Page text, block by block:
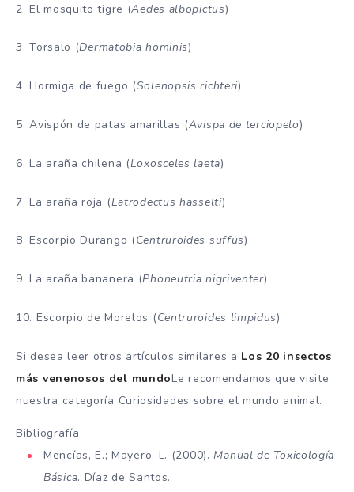
2. El mosquito tigre (Aedes albopictus)
3. Torsalo (Dermatobia hominis)
4. Hormiga de fuego (Solenopsis richteri)
5. Avispón de patas amarillas (Avispa de terciopelo)
6. La araña chilena (Loxosceles laeta)
7. La araña roja (Latrodectus hasselti)
8. Escorpio Durango (Centruroides suffus)
9. La araña bananera (Phoneutria nigriventer)
10. Escorpio de Morelos (Centruroides limpidus)
Si desea leer otros artículos similares a Los 20 insectos
más venenosos del mundoLe recomendamos que visite
nuestra categoría Curiosidades sobre el mundo animal.
Bibliografía
Mencías, E.; Mayero, L. (2000).Manual de Toxicología
Básica. Díaz de Santos.